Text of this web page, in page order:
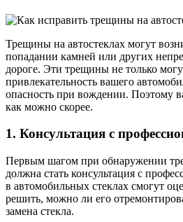
Трещины на автостеклах могут
попадании камней или других
дороге. Эти трещины не только
привлекательность вашего
опасность при вождении. Поэтому
как можно скорее.
1. Консультация с
Первым шагом при обнаружении
должна стать консультация с
в автомобильных стеклах смогут
решить, можно ли его
замена стекла.